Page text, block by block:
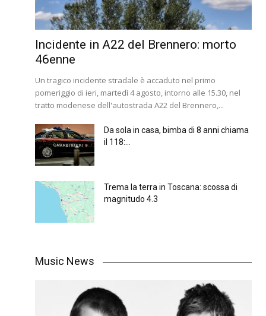
Incidente in A22 del Brennero: morto
46enne
Un tragico incidente stradale è accaduto nel primo
pomeriggio di ieri, martedì 4 agosto, intorno alle 15.30, nel
tratto modenese dell'autostrada A22 del Brennero,...
Da sola in casa, bimba di 8 anni chiama
il 118:...
Trema la terra in Toscana: scossa di
magnitudo 4.3
Music News